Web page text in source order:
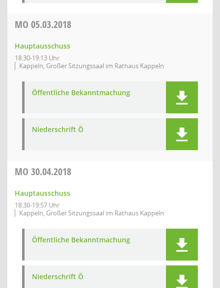
MO 05.03.2018
Hauptausschuss
18:30-19:13 Uhr
Kappeln, Großer Sitzungssaal im Rathaus Kappeln
Öffentliche Bekanntmachung
Niederschrift Ö
MO 30.04.2018
Hauptausschuss
18:30-19:57 Uhr
Kappeln, Großer Sitzungssaal im Rathaus Kappeln
Öffentliche Bekanntmachung
Niederschrift Ö